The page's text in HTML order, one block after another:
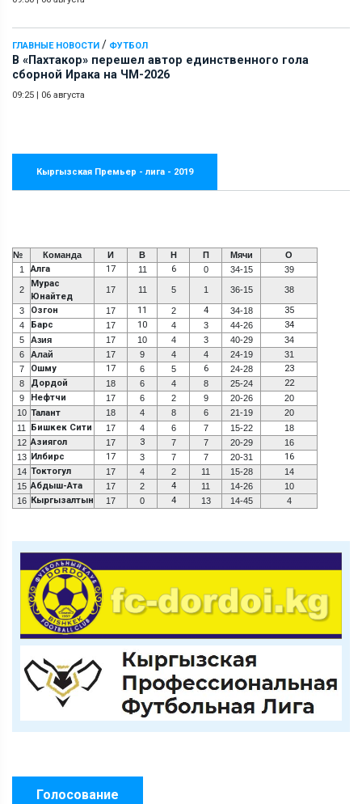
ГЛАВНЫЕ НОВОСТИ / ФУТБОЛ
В «Пахтакор» перешел автор единственного гола
сборной Ирака на ЧМ-2026
09:25 | 06 августа
Кыргызская Премьер - лига - 2019
№ Команда И В Н П Мячи
О
1
Алга 17 11 6 0 34-15 39
2
Мурас
Юнайтед
17 11 5 1 36-15 38
3 Озгон 17 11 2 4 34-18 35
4 Барс 17 10 4 3 44-26 34
5 Азия 17 10 4 3 40-29
34
6
Алай 17 9 4 4 24-19
31
7
Ошму 17 6 5 6 24-28 23
8 Дордой 18 6 4 8 25-24 22
9 Нефтчи 17 6 2 9 20-26
20
10 Талант 18 4 8 6 21-19
20
11
Бишкек Сити 17 4 6 7 15-22
18
12 Азиягол 17 3 7 7 20-29
16
13 Илбирс 17 3 7 7 20-31 16
14 Токтогул 17 4 2 11 15-28
14
15 Абдыш-Ата 17 2 4 11 14-26
10
16 Кыргызалтын 17 0 4 13 14-45 4
Голосование